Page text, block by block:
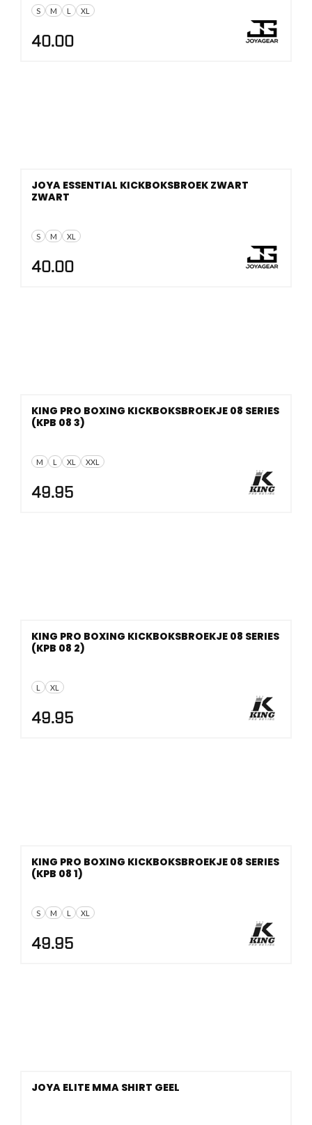
S M L XL
40.00
S M XL
JOYA ESSENTIAL KICKBOKSBROEK ZWART
ZWART
40.00
M L XL XXL
KING PRO BOXING KICKBOKSBROEKJE 08 SERIES
(KPB 08 3)
49.95
L XL
KING PRO BOXING KICKBOKSBROEKJE 08 SERIES
(KPB 08 2)
49.95
S M L XL
KING PRO BOXING KICKBOKSBROEKJE 08 SERIES
(KPB 08 1)
49.95
JOYA ELITE MMA SHIRT GEEL